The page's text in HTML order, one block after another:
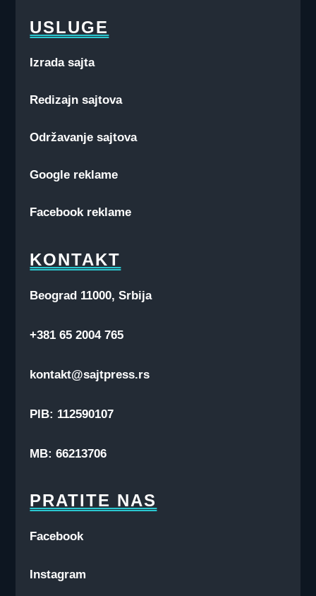
USLUGE
Izrada sajta
Redizajn sajtova
Održavanje sajtova
Google reklame
Facebook reklame
KONTAKT
Beograd 11000, Srbija
+381 65 2004 765
kontakt@sajtpress.rs
PIB: 112590107
MB: 66213706
PRATITE NAS
Facebook
Instagram